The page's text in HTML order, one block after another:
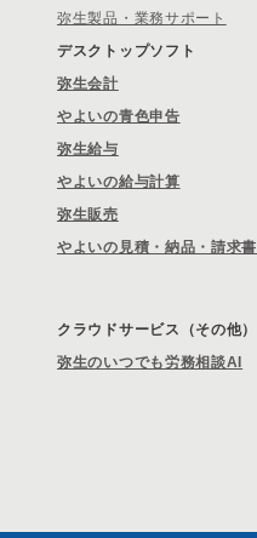
弥生製品・業務サポート
デスクトップソフト
弥生会計
やよいの青色申告
弥生給与
やよいの給与計算
弥生販売
やよいの見積・納品・請求書
クラウドサービス（その他）
弥生のいつでも労務相談AI